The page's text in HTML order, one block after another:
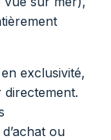
exclusivité,
ou